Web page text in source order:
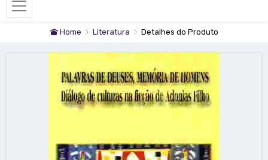
Home Literatura Detalhes do Produto